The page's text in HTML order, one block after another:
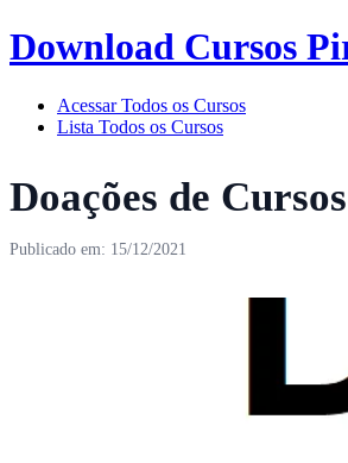
Download Cursos
Acessar Todos os Cursos
Lista Todos os Cursos
Doações de Cursos
Publicado em: 15/12/2021